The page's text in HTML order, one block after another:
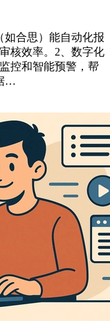
如合思）能自动化报
核效率。2、数字化
控和智能预警，帮
…